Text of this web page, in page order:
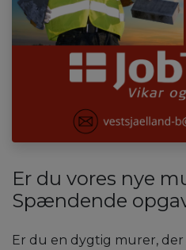
Er du vores nye
Spændende
Er du en dygtig murer,